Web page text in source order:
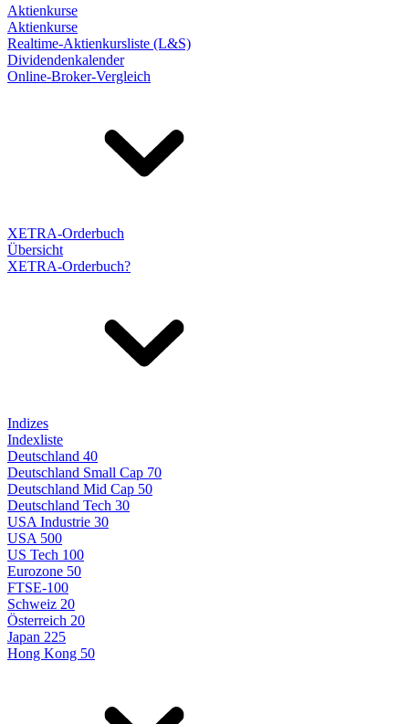
Aktienkurse
Aktienkurse
Realtime-Aktienkursliste (L&S)
Dividendenkalender
Online-Broker-Vergleich
XETRA-Orderbuch
Übersicht
XETRA-Orderbuch?
Indizes
Indexliste
Deutschland 40
Deutschland Small Cap 70
Deutschland Mid Cap 50
Deutschland Tech 30
USA Industrie 30
USA 500
US Tech 100
Eurozone 50
FTSE-100
Schweiz 20
Österreich 20
Japan 225
Hong Kong 50